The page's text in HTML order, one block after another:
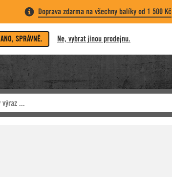
Doprava zdarma na všechny balíky od 1 500 Kč
ANO, SPRÁVNĚ. Ne, vybrat jinou prodejnu.